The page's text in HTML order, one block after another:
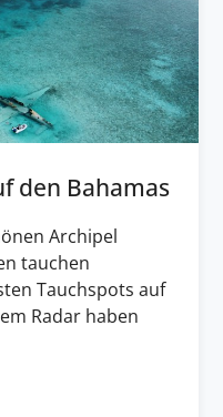
den Bahamas
Archipel
tauchen
Tauchspots auf
Radar haben